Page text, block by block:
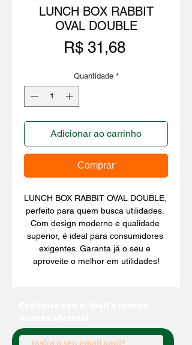
LUNCH BOX RABBIT
OVAL DOUBLE
R$ 31,68Preço
Quantidade *
Adicionar ao carrinho
Comprar
LUNCH BOX RABBIT OVAL DOUBLE,
perfeito para quem busca utilidades.
Com design moderno e qualidade
superior, é ideal para consumidores
exigentes. Garanta já o seu e
aproveite o melhor em utilidades!